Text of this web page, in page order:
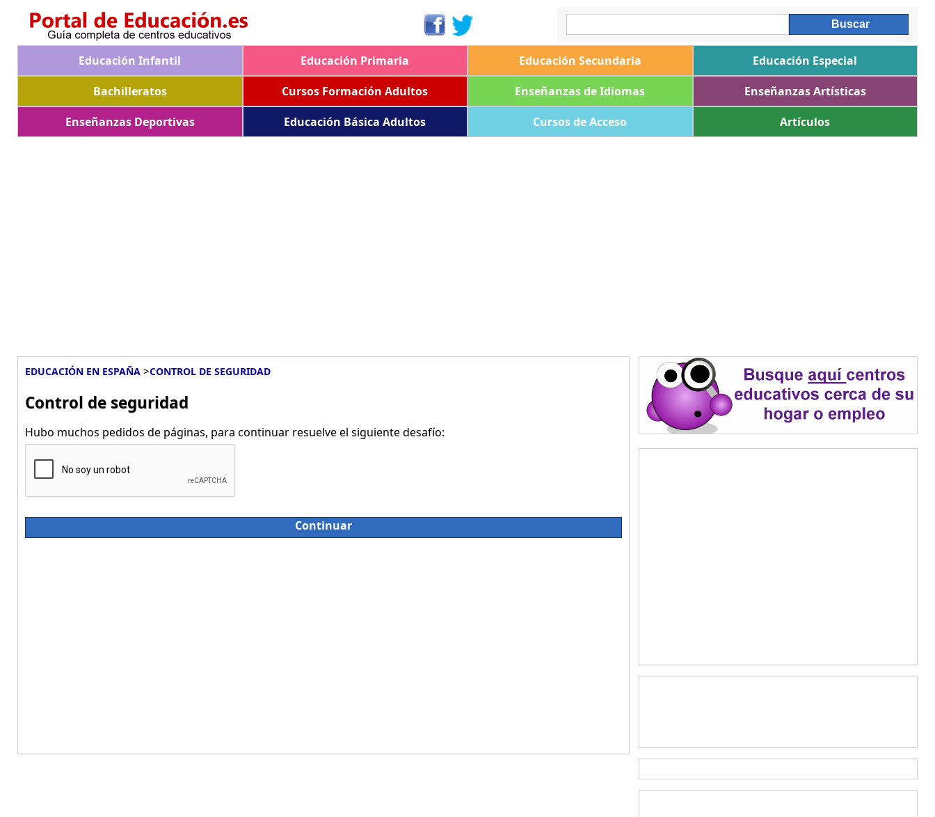
Educación Infantil Educación Primaria Educación Secundaria
Educación Especial
Bachilleratos
Cursos Formación Adultos Enseñanzas de Idiomas
Enseñanzas Artísticas
Enseñanzas Deportivas
Educación Básica Adultos Cursos de Acceso Artículos
EDUCACIÓN EN ESPAÑA >CONTROL DE SEGURIDAD
Control de seguridad
Hubo muchos pedidos de páginas, para continuar resuelve el siguiente desafío:
Continuar